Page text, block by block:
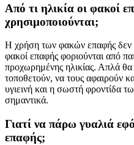
Από τι ηλικία οι φακοί
χρησιμοποιούνται;
Η χρήση των φακών επαφής δεν
φακοί επαφής φοριούνται από
προχωρημένης ηλικίας. Απλά
τοποθετούν, να τους αφαιρούν
υγιεινή και η σωστή φροντίδα
σημαντικά.
Γιατί να πάρω γυαλιά
επαφής;